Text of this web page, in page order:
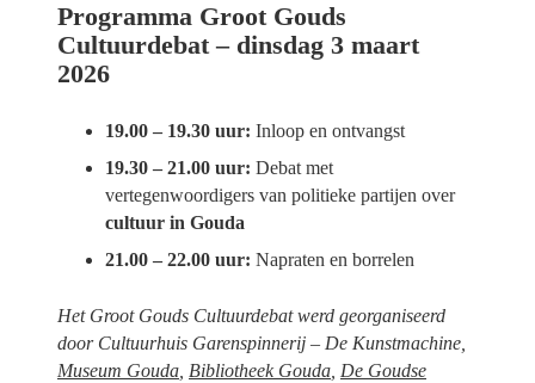
Programma Groot Gouds
Cultuurdebat – dinsdag 3 maart
2026
19.00 – 19.30 uur: Inloop en ontvangst
19.30 – 21.00 uur: Debat met
vertegenwoordigers van politieke partijen over
cultuur in Gouda
21.00 – 22.00 uur: Napraten en borrelen
Het Groot Gouds Cultuurdebat werd georganiseerd
door Cultuurhuis Garenspinnerij – De Kunstmachine,
Museum Gouda Bibliotheek Gouda De Goudse